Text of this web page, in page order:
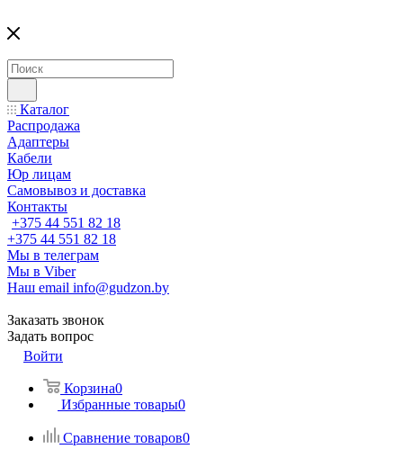
Каталог
Распродажа
Адаптеры
Кабели
Юр лицам
Самовывоз и доставка
Контакты
+375 44 551 82 18
+375 44 551 82 18
Мы в телеграм
Мы в Viber
Наш email info@gudzon.by
Заказать звонок
Задать вопрос
Войти
Корзина0
Избранные товары0
Сравнение товаров0